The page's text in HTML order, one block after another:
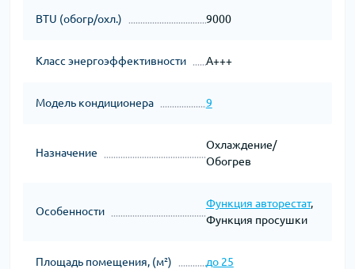
BTU (обогр/охл.) 9000
Класс энергоэффективности A+++
Модель кондиционера 9
Назначение
Охлаждение/
Обогрев
Особенности
Функция авторестат,
Функция просушки
Площадь помещения, (м²) до 25